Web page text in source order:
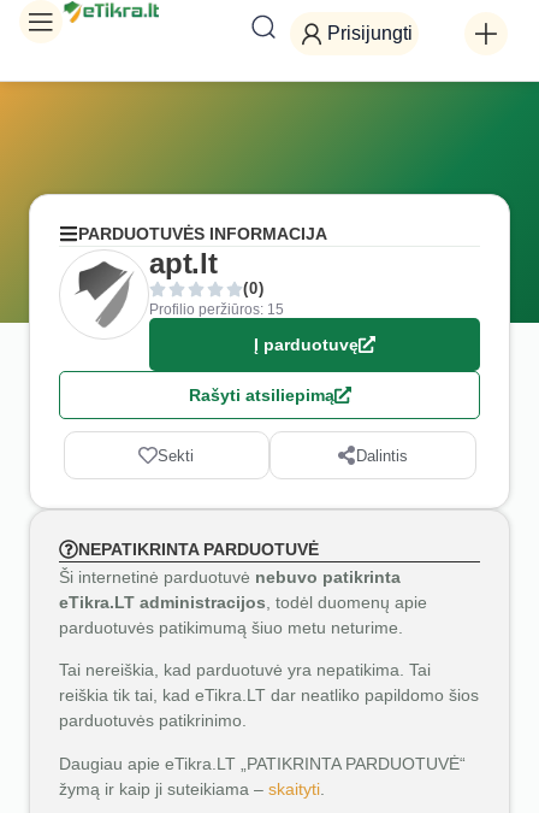
Prisijungti
PARDUOTUVĖS INFORMACIJA
apt.lt
(0)
Profilio peržiūros: 15
Į parduotuvę
Rašyti atsiliepimą
Sekti Dalintis
NEPATIKRINTA PARDUOTUVĖ
Ši internetinė parduotuvė nebuvo patikrinta
eTikra.LT administracijos , todėl duomenų apie
parduotuvės patikimumą šiuo metu neturime.
Tai nereiškia, kad parduotuvė yra nepatikima. Tai
reiškia tik tai, kad eTikra.LT dar neatliko papildomo šios
parduotuvės patikrinimo.
Daugiau apie eTikra.LT „PATIKRINTA PARDUOTUVĖ“
žymą ir kaip ji suteikiama – skaityti